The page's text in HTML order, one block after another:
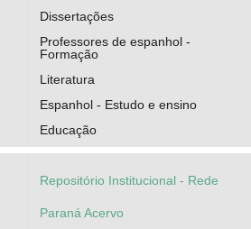
Dissertações
Professores de espanhol -
Formação
Literatura
Espanhol - Estudo e ensino
Educação
Repositório Institucional - Rede
Paraná Acervo